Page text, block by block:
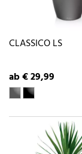
CLASSICO LS
ab € 29,99